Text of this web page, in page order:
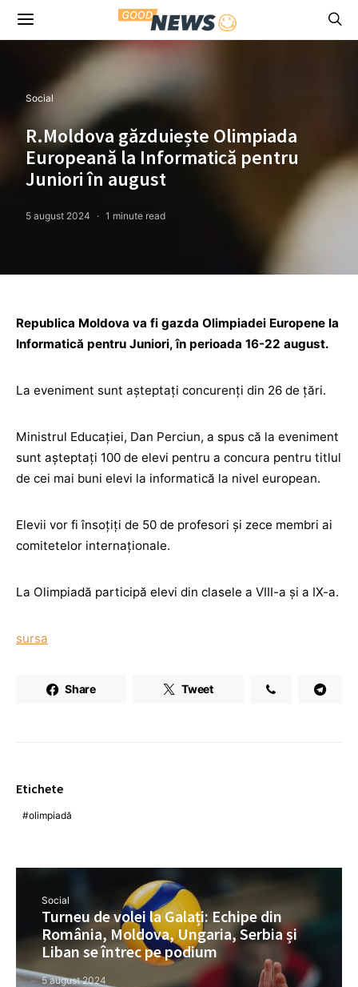
Social
R.Moldova găzduiește Olimpiada
Europeană la Informatică pentru
Juniori în august
5 august 2024 1 minute read
Republica Moldova va fi gazda Olimpiadei Europene la
Informatică pentru Juniori, în perioada 16-22 august.
La eveniment sunt așteptați concurenți din 26 de țări.
Ministrul Educației, Dan Perciun, a spus că la eveniment
sunt așteptați 100 de elevi pentru a concura pentru titlul
de cei mai buni elevi la informatică la nivel european.
Elevii vor fi însoțiți de 50 de profesori și zece membri ai
comitetelor internaționale.
La Olimpiadă participă elevi din clasele a VIII-a și a IX-a.
sursa
Share Tweet
Etichete
olimpiadă
Social
Turneu de volei la Galați: Echipe din
România, Moldova, Ungaria, Serbia și
Liban se întrec pe podium
5 august 2024